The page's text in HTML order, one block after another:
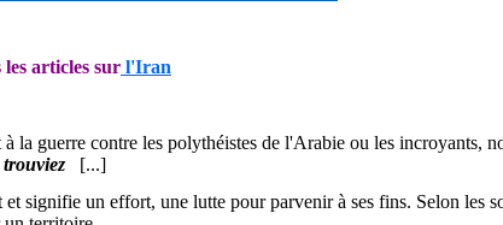
articles sur l'Iran
la guerre contre les polythéistes de l'Arabie ou les incroyants,
trouviez
[...]
signifie un effort, une lutte pour parvenir à ses fins. Selon les